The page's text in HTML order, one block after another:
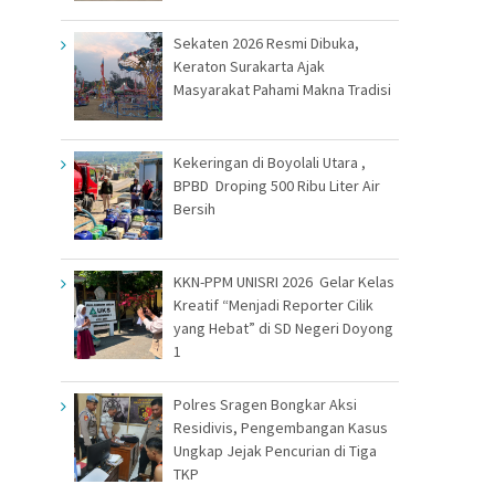
Sekaten 2026 Resmi Dibuka,
Keraton Surakarta Ajak
Masyarakat Pahami Makna Tradisi
Kekeringan di Boyolali Utara ,
BPBD Droping 500 Ribu Liter Air
Bersih
KKN-PPM UNISRI 2026 Gelar Kelas
Kreatif “Menjadi Reporter Cilik
yang Hebat” di SD Negeri Doyong
1
Polres Sragen Bongkar Aksi
Residivis, Pengembangan Kasus
Ungkap Jejak Pencurian di Tiga
TKP